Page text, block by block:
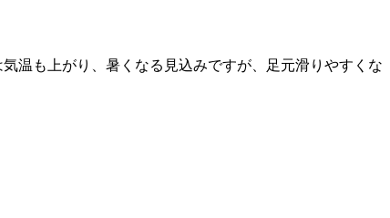
温も上がり、暑くなる見込みですが、足元滑りやすくな